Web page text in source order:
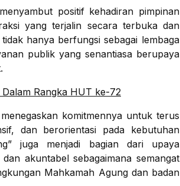
positif kehadiran pimpinan
yang terjalin secara terbuka dan
hanya berfungsi sebagai lembaga
publik yang senantiasa berupaya
Rangka HUT ke-72
komitmennya untuk terus
dan berorientasi pada kebutuhan
juga menjadi bagian dari upaya
akuntabel sebagaimana semangat
Mahkamah Agung dan badan